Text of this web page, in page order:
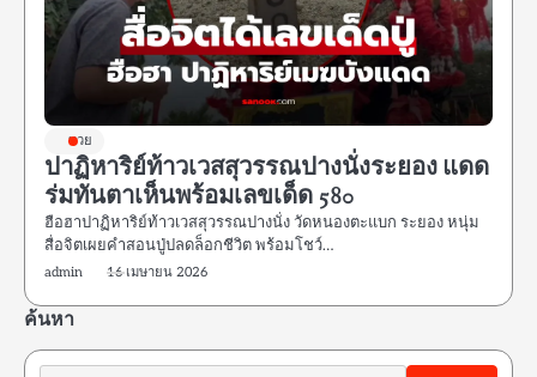
หวย
ปาฏิหาริย์ท้าวเวสสุวรรณปางนั่งระยอง แดด
ร่มทันตาเห็นพร้อมเลขเด็ด 580
ฮือฮาปาฏิหาริย์ท้าวเวสสุวรรณปางนั่ง วัดหนองตะแบก ระยอง หนุ่ม
สื่อจิตเผยคำสอนปู่ปลดล็อกชีวิต พร้อมโชว์…
admin 16 เมษายน 2026
ค้นหา